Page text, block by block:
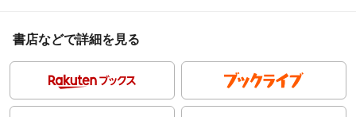
書店などで詳細を見る